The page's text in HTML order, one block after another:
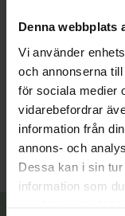
Denna webbplats
Vi använder
och annonserna
för sociala medier
vidarebefordrar
information från
annons- och
Dessa kan i sin
information som
Great
398 kr